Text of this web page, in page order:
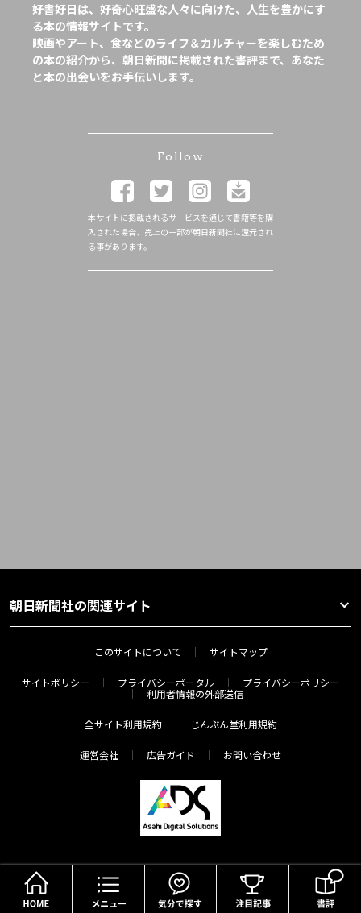
好書好日は、好奇心旺盛な人々に向けた、人生を豊かにす
る本の情報サイトです。
映画やアート、食などのライフ＆カルチャーを楽しむため
の本の紹介から、朝日新聞に掲載された書評まで、あなた
と本の出会いをお手伝いします。
Follow
本サイトに掲載されるサービスを通じて書籍等を購
入された場合、売上の一部が朝日新聞社に還元され
る事があります。
朝日新聞社の関連サイト
このサイトについて サイトマップ
サイトポリシー プライバシーポータル
プライバシーポリシー
利用者情報の外部送信
全サイト利用規約 じんぶん堂利用規約
運営会社 広告ガイド お問い合わせ
Copyright(c) The Asahi Shimbun Company. All Rights Reserved.